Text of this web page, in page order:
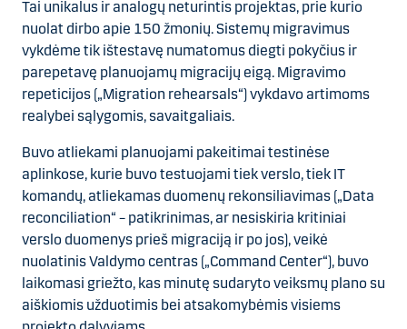
Tai unikalus ir analogų neturintis projektas, prie kurio
nuolat dirbo apie 150 žmonių. Sistemų migravimus
vykdėme tik ištestavę numatomus diegti pokyčius ir
parepetavę planuojamų migracijų eigą. Migravimo
repeticijos („Migration rehearsals“) vykdavo artimoms
realybei sąlygomis, savaitgaliais.
Buvo atliekami planuojami pakeitimai testinėse
aplinkose, kurie buvo testuojami tiek verslo, tiek IT
komandų, atliekamas duomenų rekonsiliavimas („Data
reconciliation“ – patikrinimas, ar nesiskiria kritiniai
verslo duomenys prieš migraciją ir po jos), veikė
nuolatinis Valdymo centras („Command Center“), buvo
laikomasi griežto, kas minutę sudaryto veiksmų plano su
aiškiomis užduotimis bei atsakomybėmis visiems